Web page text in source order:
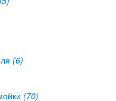
(6)
(70)